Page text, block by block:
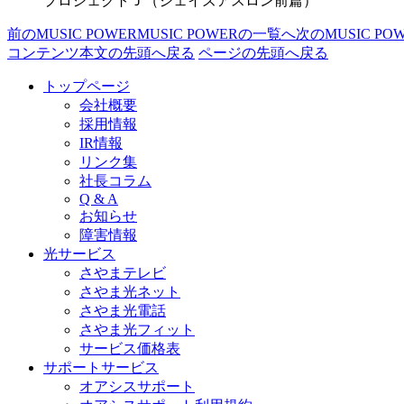
前のMUSIC POWERMUSIC POWERの一覧へ次のMUSIC
コンテンツ本文の先頭へ戻る ページの先頭へ戻る
トップページ
会社概要
採用情報
IR情報
リンク集
社長コラム
Q & A
お知らせ
障害情報
光サービス
さやまテレビ
さやま光ネット
さやま光電話
さやま光フィット
サービス価格表
サポートサービス
オアシスサポート